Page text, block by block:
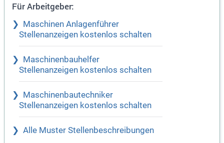
Für Arbeitgeber:
Maschinen Anlagenführer
Stellenanzeigen kostenlos schalten
Maschinenbauhelfer
Stellenanzeigen kostenlos schalten
Maschinenbautechniker
Stellenanzeigen kostenlos schalten
Alle Muster Stellenbeschreibungen